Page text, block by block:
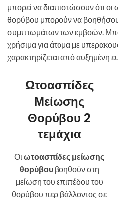
μπορεί να διαπιστώσουν ότι
θορύβου μπορούν να
συμπτωμάτων των εμβοών.
χρήσιμα για άτομα με
χαρακτηρίζεται από αυξημένη
Ωτοασπίδες
Μείωσης
Θορύβου 2
τεμάχια
Οι ωτοασπίδες μείωσης
θορύβου βοηθούν στη
μείωση του επιπέδου του
θορύβου περιβάλλοντος σε